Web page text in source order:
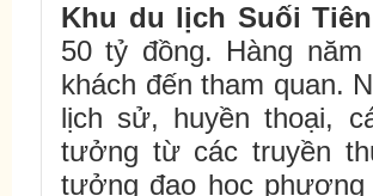
Khu du lịch Suối Tiên
50 tỷ đồng. Hàng
khách đến tham quan.
lịch sử, huyền thoại,
tưởng từ các truyền
tưởng đạo học